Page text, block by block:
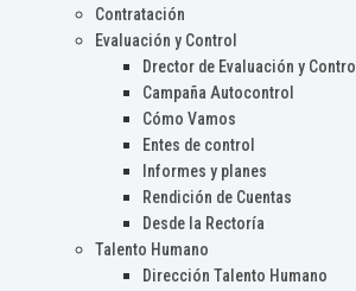
Contratación
Evaluación y Control
Drector de Evaluación y Control
Campaña Autocontrol
Cómo Vamos
Entes de control
Informes y planes
Rendición de Cuentas
Desde la Rectoría
Talento Humano
Dirección Talento Humano